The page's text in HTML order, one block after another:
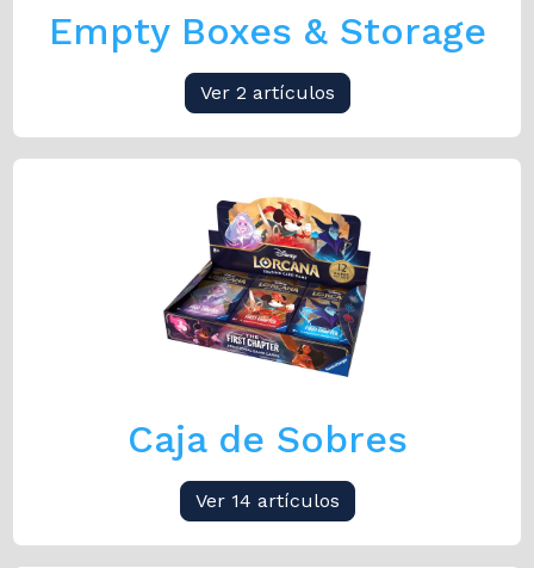
Empty Boxes & Storage
Ver 2 artículos
Caja de Sobres
Ver 14 artículos